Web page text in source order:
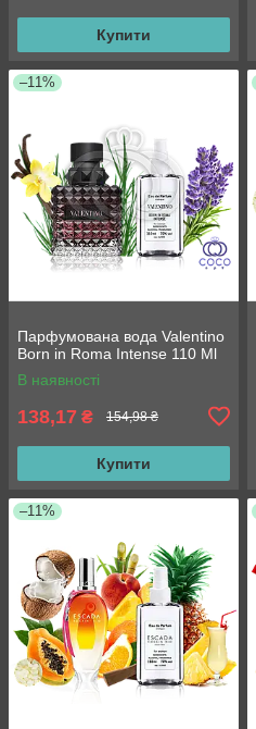
Купити
–11%
Парфумована вода Valentino
Born in Roma Intense 110 Ml
В наявності
138,17 ₴ 154,98 ₴
Купити
–11%